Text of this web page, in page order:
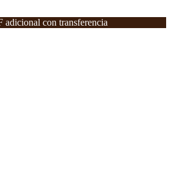
adicional con transferencia